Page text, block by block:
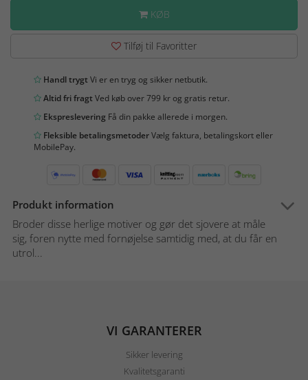
KØB
Tilføj til Favoritter
Handl trygtVi er en tryg og sikker netbutik.
Altid fri fragtVed køb over 799 kr og gratis retur.
Ekspreslevering Få din pakke allerede i morgen.
Fleksible betalingsmetoderVælg faktura, betalingskort eller
MobilePay.
Produkt information
Broder disse herlige motiver og gør det sjovere at måle
sig, foren nytte med fornøjelse samtidig med, at du får en
utrol...
VI GARANTERER
Sikker levering
Kvalitetsgaranti